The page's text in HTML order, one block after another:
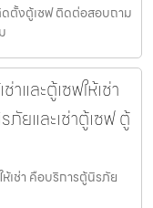
ดตั้งตู้เซฟ ติดต่อสอบถาม
และตู้เซฟให้เช่า
ยและเช่าตู้เซฟ ตู้
เช่า คือบริการตู้นิรภัย